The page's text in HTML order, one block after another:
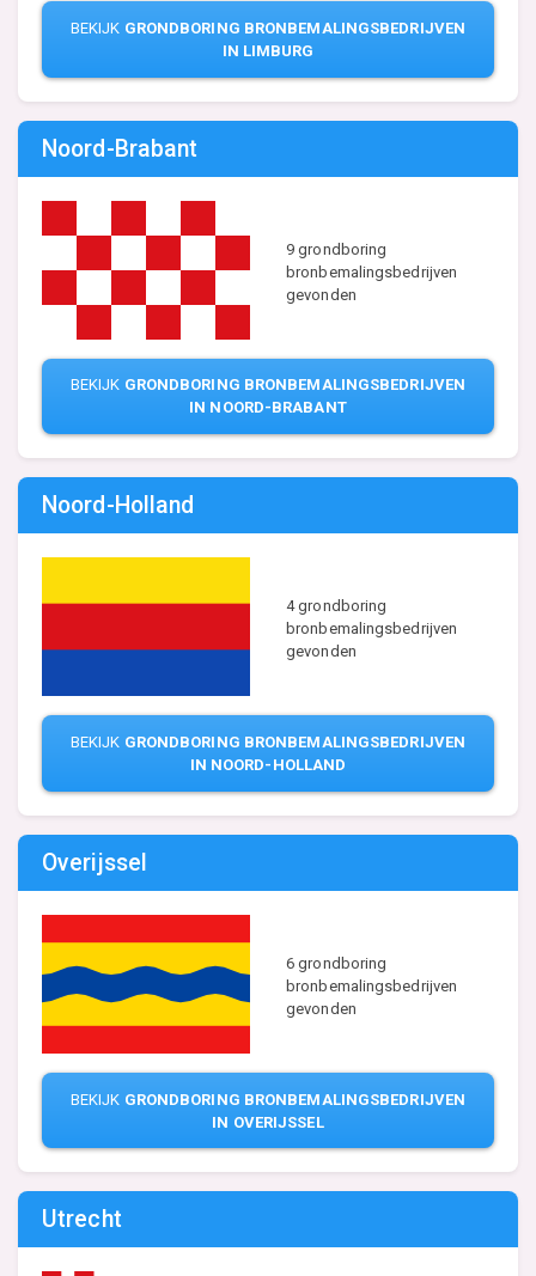
BEKIJK GRONDBORING BRONBEMALINGSBEDRIJVEN
IN LIMBURG
Noord-Brabant
9 grondboring
bronbemalingsbedrijven
gevonden
BEKIJK GRONDBORING BRONBEMALINGSBEDRIJVEN
IN NOORD-BRABANT
Noord-Holland
4 grondboring
bronbemalingsbedrijven
gevonden
BEKIJK GRONDBORING BRONBEMALINGSBEDRIJVEN
IN NOORD-HOLLAND
Overijssel
6 grondboring
bronbemalingsbedrijven
gevonden
BEKIJK GRONDBORING BRONBEMALINGSBEDRIJVEN
IN OVERIJSSEL
Utrecht